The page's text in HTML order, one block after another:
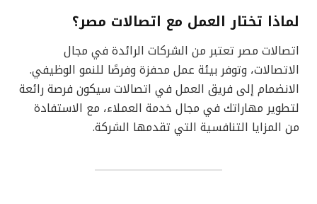
لماذا تختار العمل مع اتصالات مصر؟
اتصالات مصر تعتبر من الشركات الرائدة في مجال
الاتصالات، وتوفر بيئة عمل محفزة وفرصًا للنمو الوظيفي.
الانضمام إلى فريق العمل في اتصالات سيكون فرصة رائعة
لتطوير مهاراتك في مجال خدمة العملاء، مع الاستفادة
من المزايا التنافسية التي تقدمها الشركة.